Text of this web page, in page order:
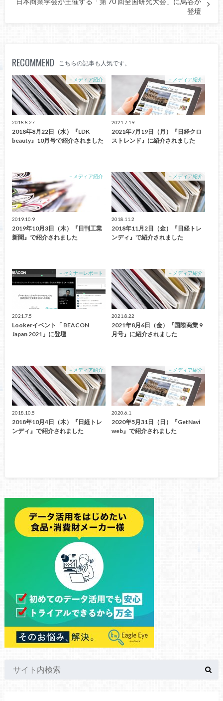
登壇
RECOMMEND こちらの記事も人気です。
－メディア紹介
2018.8.27
2018年8月22日（水）『LDK
beauty』10月号で紹介されました
－メディア紹介
2021.7.19
2021年7月19日（月）『日経クロ
ストレンド』に紹介されました
－メディア紹介
2019.10.9
2019年10月3日（木）『日刊工業
新聞』で紹介されました
－メディア紹介
2018.11.2
2018年11月2日（金）『日経トレ
ンディ』で紹介されました
－セミナーレポート
2021.7.5
Lookerイベント「 BEACON
Japan 2021」に登壇
－メディア紹介
2021.8.22
2021年8月6日（金）『国際商業 9
月号』に紹介されました
－メディア紹介
2018.10.5
2018年10月4日（木）『日経トレ
ンディ』で紹介されました
－メディア紹介
2020.6.1
2020年5月31日（日）『GetNavi
web』で紹介されました